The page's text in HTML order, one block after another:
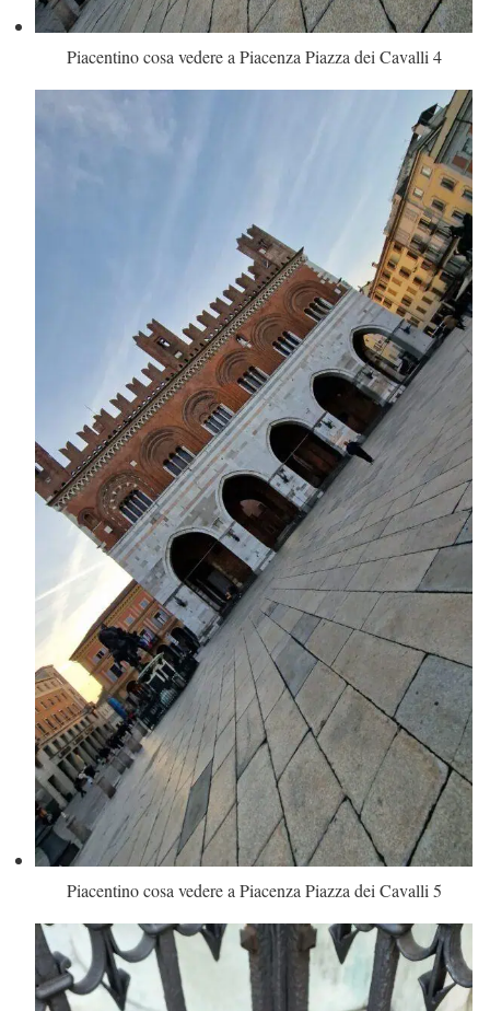
Piacentino cosa vedere a Piacenza Piazza dei Cavalli 4
Piacentino cosa vedere a Piacenza Piazza dei Cavalli 5